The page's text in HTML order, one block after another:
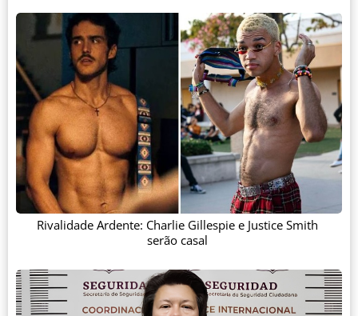
Rivalidade Ardente: Charlie Gillespie e Justice Smith
serão casal